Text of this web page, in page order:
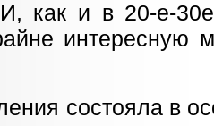
как и в 20-е-
интересную
состояла в